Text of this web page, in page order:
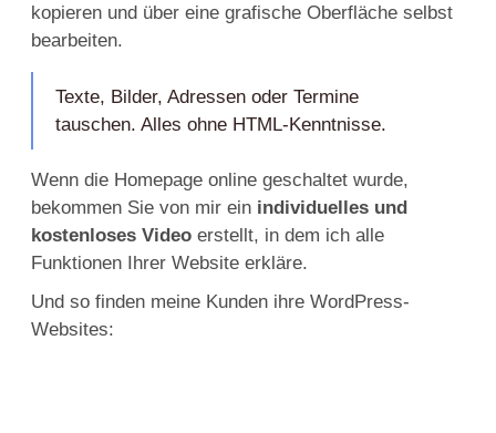
kopieren und über eine grafische Oberfläche selbst
bearbeiten.
Texte, Bilder, Adressen oder Termine
tauschen. Alles ohne HTML-Kenntnisse.
Wenn die Homepage online geschaltet wurde,
bekommen Sie von mir ein individuelles und
kostenloses Video erstellt, in dem ich alle
Funktionen Ihrer Website erkläre.
Und so finden meine Kunden ihre WordPress-
Websites: